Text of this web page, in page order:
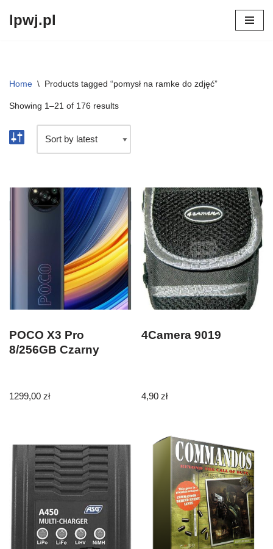
lpwj.pl
Home \ Products tagged “pomysł na ramke do zdjęć”
Showing 1–21 of 176 results
POCO X3 Pro
8/256GB Czarny
1299,00 zł
4Camera 9019
4,90zł